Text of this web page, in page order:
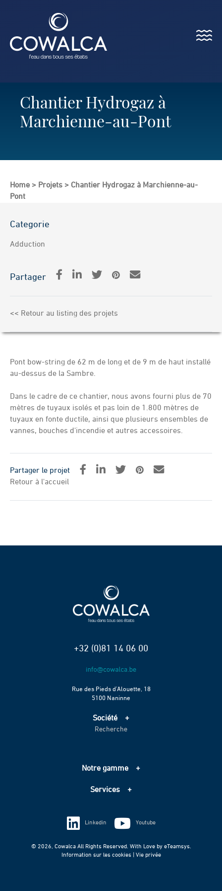
Menu
Chantier Hydrogaz à
Marchienne-au-Pont
Home > Projets > Chantier Hydrogaz à Marchienne-au-
Pont
Categorie
Adduction
Partager
<< Retour au listing des projets
Pont bow-string de 62 m de long et de 9 m de haut installé
au-dessus de la Sambre.
Dans le cadre de ce chantier, nous avons fourni plus de 70
mètres de tuyaux isolés et pas loin de 1.800 mètres de
tuyaux en fonte ductile, ainsi que plusieurs ensembles de
vannes, bouches d'incendie et autres accessoires.
Partager le projet
Retour à l'accueil
+32 (0)81 14 06 00
Rue des Pieds d’Alouette, 18
5100 Naninne
Société
Accueil
Échelle de performance CO2
Recherche
Notre gamme
Assainissement
Techniques spéciales
Services
Information sur les cookies
Vie privée
© 2026, Cowalca All Rights Reserved. With Love by eTeamsys.
Information sur les cookies | Vie privée
Linkedin Youtube